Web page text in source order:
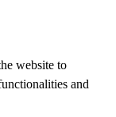
website to
and